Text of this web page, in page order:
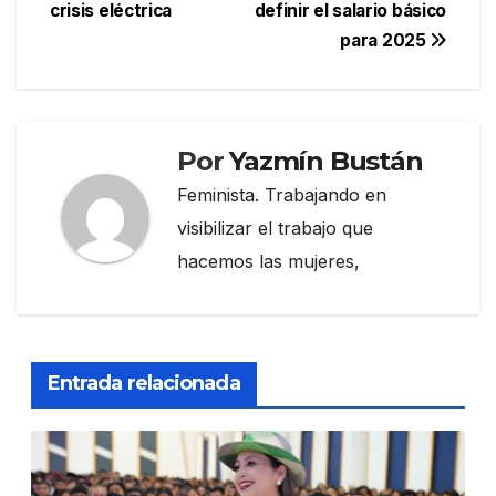
entradas
definir el salario básico
para 2025
crisis eléctrica
PorYazmín Bustán
Feminista. Trabajando en
visibilizar el trabajo que
hacemos las mujeres,
Entrada relacionada